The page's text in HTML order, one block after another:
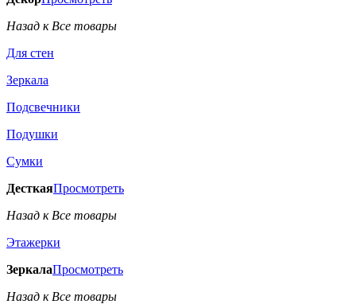
Назад к Все товары
Для стен
Зеркала
Подсвечники
Подушки
Сумки
ДесткаяПросмотреть
Назад к Все товары
Этажерки
ЗеркалаПросмотреть
Назад к Все товары